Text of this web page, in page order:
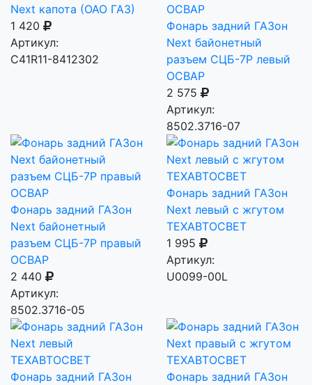
Next капота (ОАО ГАЗ)
1 420
Артикул:
С41R11-8412302
Фонарь задний ГАЗон
Next байонетный
разъем СЦБ-7Р левый
ОСВАР
2 575
Артикул:
8502.3716-07
Фонарь задний ГАЗон
Next байонетный
разъем СЦБ-7Р правый
ОСВАР
2 440
Артикул:
8502.3716-05
Фонарь задний ГАЗон
Next левый с жгутом
ТЕХАВТОСВЕТ
1 995
Артикул:
U0099-00L
Фонарь задний ГАЗон
Фонарь задний ГАЗон